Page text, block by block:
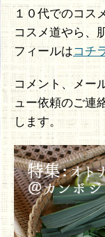
１０代でのコス
コスメ道やら、
フィールはコチ
コメント、メー
ュー依頼のご連
します。